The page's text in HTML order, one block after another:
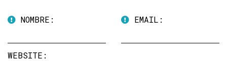
NOMBRE: EMAIL:
WEBSITE: